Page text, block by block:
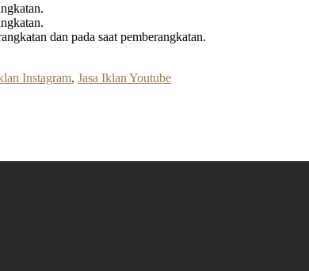
dan pada saat pemberangkatan.
Instagram, Jasa Iklan Youtube